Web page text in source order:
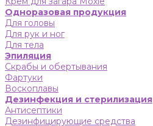
Одноразовая продукция
Для головы
Для рук и ног
Для тела
Эпиляция
Скрабы и обертывания
Фартуки
Воскоплавы
Дезинфекция и стерилизация
Антисептики
Дезинфицирующие средства